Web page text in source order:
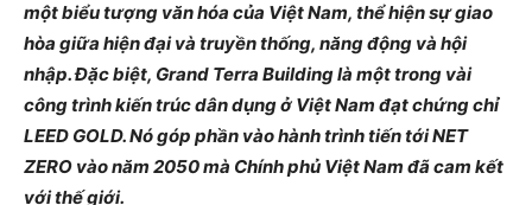
một biểu tượng văn hóa của Việt Nam, thể hiện sự giao
hòa giữa hiện đại và truyền thống, năng động và hội
nhập. Đặc biệt, Grand Terra Building là một trong vài
công trình kiến trúc dân dụng ở Việt Nam đạt chứng chỉ
LEED GOLD. Nó góp phần vào hành trình tiến tới NET
ZERO vào năm 2050 mà Chính phủ Việt Nam đã cam kết
với thế giới.